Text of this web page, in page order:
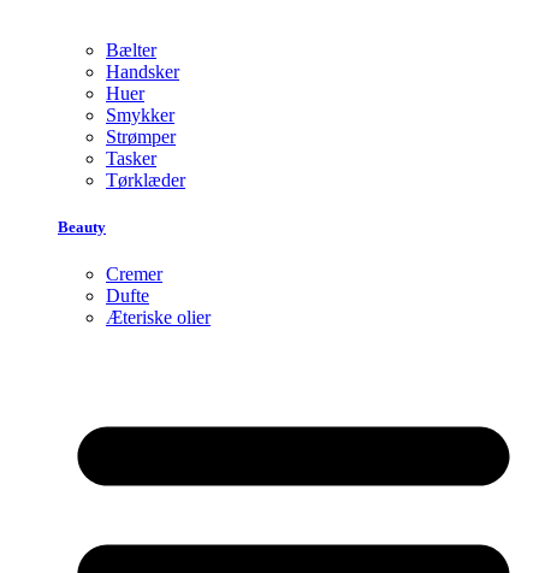
Bælter
Handsker
Huer
Smykker
Strømper
Tasker
Tørklæder
Beauty
Cremer
Dufte
Æteriske olier